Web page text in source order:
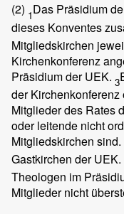
(2) 1Das Präsidium
dieses Konventes
Mitgliedskirchen
Kirchenkonferenz
Präsidium der UEK. 3
der
Mitglieder des Rates
oder leitende nicht
Mitgliedskirchen sind.
Gastkirchen der UEK.
Theologen im
Mitglieder nicht